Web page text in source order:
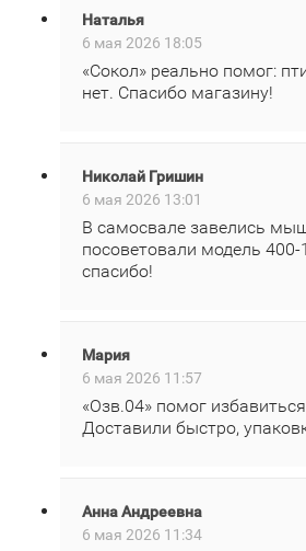
Наталья
6 мая 2026 18:05
«Сокол» реально помог:
нет. Спасибо магазину!
Николай Гришин
6 мая 2026 13:01
В самосвале завелись
посоветовали модель
спасибо!
Мария
6 мая 2026 11:57
«Озв.04» помог
Доставили быстро,
Анна Андреевна
6 мая 2026 11:34